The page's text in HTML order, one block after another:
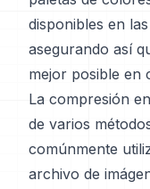
disponibles en
asegurando así
mejor posible en
La compresión
de varios
comúnmente
archivo de